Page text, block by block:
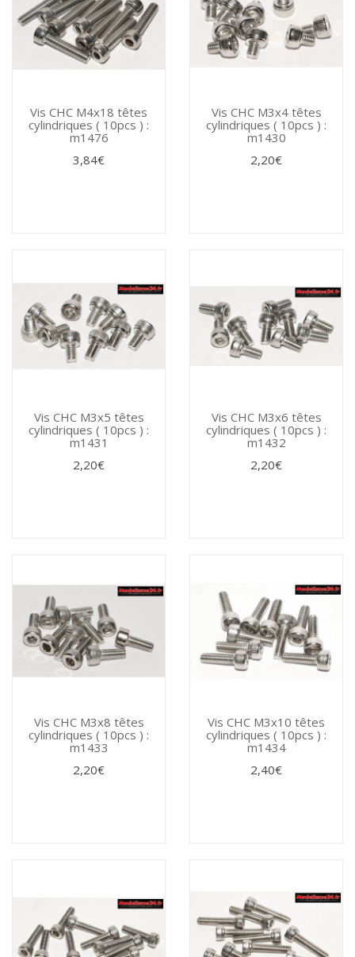
Vis CHC M4x18 têtes
cylindriques ( 10pcs ) :
m1476
3,84€
Vis CHC M3x4 têtes
cylindriques ( 10pcs ) :
m1430
2,20€
Vis CHC M3x5 têtes
cylindriques ( 10pcs ) :
m1431
2,20€
Vis CHC M3x6 têtes
cylindriques ( 10pcs ) :
m1432
2,20€
Vis CHC M3x8 têtes
cylindriques ( 10pcs ) :
m1433
2,20€
Vis CHC M3x10 têtes
cylindriques ( 10pcs ) :
m1434
2,40€